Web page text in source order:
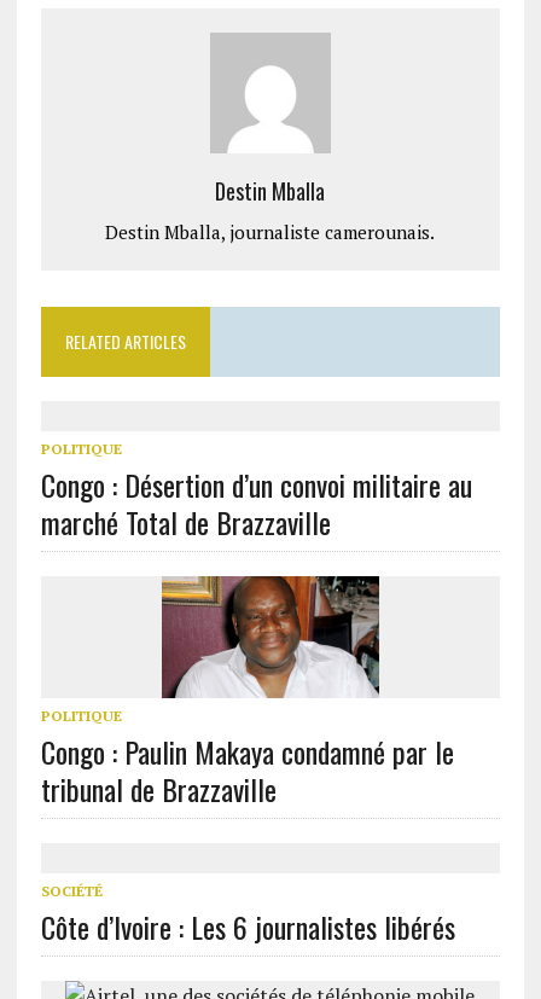
Destin Mballa
Destin Mballa, journaliste camerounais.
RELATED ARTICLES
POLITIQUE
Congo : Désertion d’un convoi militaire au
marché Total de Brazzaville
POLITIQUE
Congo : Paulin Makaya condamné par le
tribunal de Brazzaville
SOCIÉTÉ
Côte d’Ivoire : Les 6 journalistes libérés